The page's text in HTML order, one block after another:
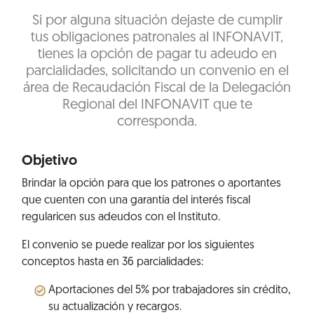
Si por alguna situación dejaste de cumplir
tus obligaciones patronales al INFONAVIT,
tienes la opción de pagar tu adeudo en
parcialidades, solicitando un convenio en el
área de Recaudación Fiscal de la Delegación
Regional del INFONAVIT que te
corresponda.
Objetivo
Brindar la opción para que los patrones o aportantes
que cuenten con una garantía del interés fiscal
regularicen sus adeudos con el Instituto.
El convenio se puede realizar por los siguientes
conceptos hasta en 36 parcialidades:
Aportaciones del 5% por trabajadores sin crédito,
su actualización y recargos.